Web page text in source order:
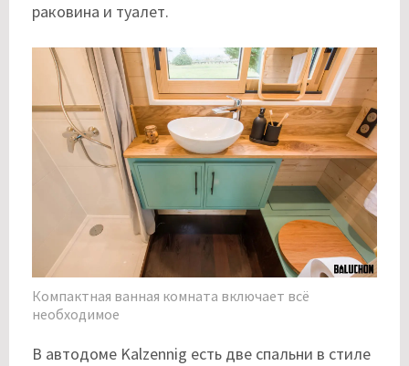
раковина и туалет.
Компактная ванная комната включает всё
необходимое
В автодоме Kalzennig есть две спальни в стиле